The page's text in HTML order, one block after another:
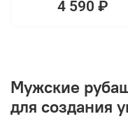
4 590 ₽
Мужские
для создания